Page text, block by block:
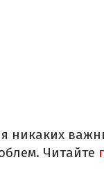
никаких
Читайте